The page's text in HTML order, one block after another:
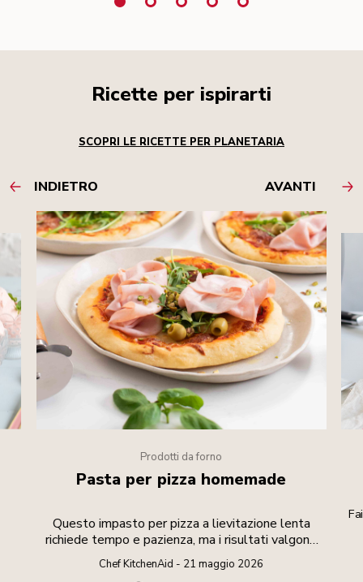
Ricette per ispirarti
SCOPRI LE RICETTE PER PLANETARIA
INDIETRO AVANTI
Prodotti da forno
Pasta per pizza homemade
Questo impasto per pizza a lievitazione lenta
richiede tempo e pazienza, ma i risultati valgono
lo sforzo.
Chef KitchenAid - 21 maggio 2026